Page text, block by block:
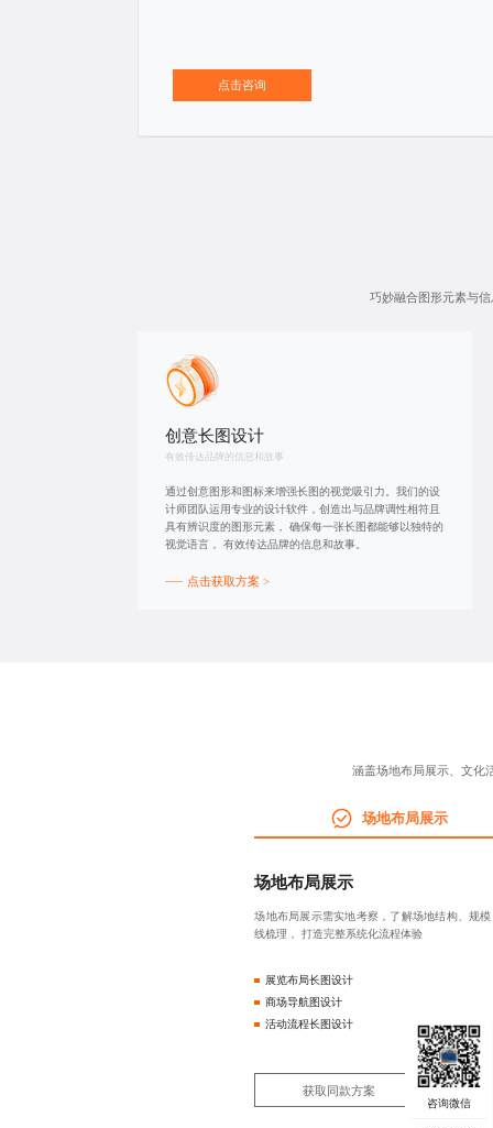
点击咨询
巧妙融合图形元素与
创意长图设计
有效传达品牌的信息和故事
通过创意图形和图标来增强长图的视觉吸引力。我们的设
计师团队运用专业的设计软件，创造出与品牌调性相符且
具有辨识度的图形元素， 确保每一张长图都能够以独特的
视觉语言， 有效传达品牌的信息和故事。
点击获取方案 >
涵盖场地布局展示、文化
场地布局展示
场地布局展示
场地布局展示需实地考察，了解场地结构、规
线梳理， 打造完整系统化流程体验
展览布局长图设计
商场导航图设计
活动流程长图设计
获取同款方案